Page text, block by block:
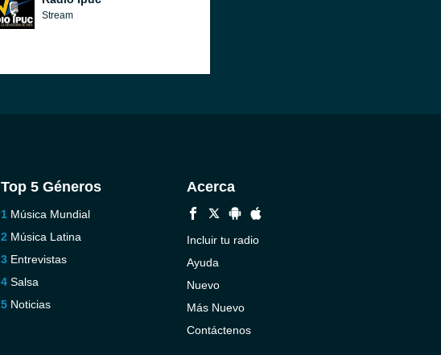
Stream
Top 5 Géneros
Música Mundial
Música Latina
Entrevistas
Salsa
Noticias
Acerca
Incluir tu radio
Ayuda
Nuevo
Más Nuevo
Contáctenos